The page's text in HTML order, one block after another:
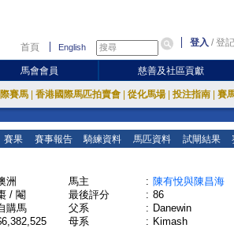
首頁 English 登入 /登記
馬會會員 慈善及社區貢獻
賽馬 香港國際馬匹拍賣會 從化馬場 投注指南 賽
賽果 賽事報告 騎練資料 馬匹資料 試閘結果
洲
/ 閹
購馬
馬主 : 陳有悅與陳昌海
最後評分
: 86
父系
: Danewin
母系
: Kimash